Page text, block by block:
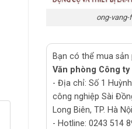
ong-vang-
Bạn có thể mua sản
Văn phòng Công ty
- Địa chỉ: Số 1
công nghiệp Sài
Long Biên, TP. Hà Nội
- Hotline: 0243 514